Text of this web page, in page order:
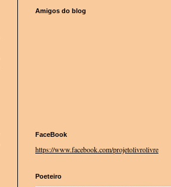
Amigos do blog
FaceBook
https://www.facebook.com/projetolivrolivre
Poeteiro